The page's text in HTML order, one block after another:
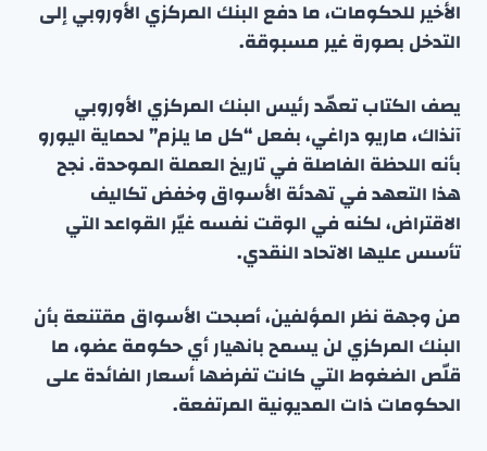
الأخير للحكومات، ما دفع البنك المركزي الأوروبي إلى
التدخل بصورة غير مسبوقة.
يصف الكتاب تعهّد رئيس البنك المركزي الأوروبي
آنذاك، ماريو دراغي، بفعل “كل ما يلزم” لحماية اليورو
بأنه اللحظة الفاصلة في تاريخ العملة الموحدة. نجح
هذا التعهد في تهدئة الأسواق وخفض تكاليف
الاقتراض، لكنه في الوقت نفسه غيّر القواعد التي
تأسس عليها الاتحاد النقدي.
من وجهة نظر المؤلفين، أصبحت الأسواق مقتنعة بأن
البنك المركزي لن يسمح بانهيار أي حكومة عضو، ما
قلّص الضغوط التي كانت تفرضها أسعار الفائدة على
الحكومات ذات المديونية المرتفعة.